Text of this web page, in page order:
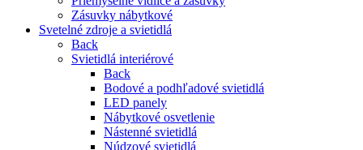
Zásuvky nábytkové
Svetelné zdroje a svietidlá
Back
Svietidlá interiérové
Back
Bodové a podhľadové svietidlá
LED panely
Nábytkové osvetlenie
Nástenné svietidlá
Núdzové svietidlá